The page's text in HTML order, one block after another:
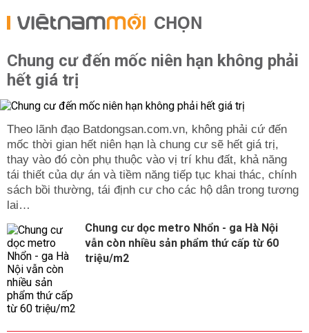
CHỌN
Chung cư đến mốc niên hạn không phải
hết giá trị
Theo lãnh đạo Batdongsan.com.vn, không phải cứ đến
mốc thời gian hết niên hạn là chung cư sẽ hết giá trị,
thay vào đó còn phụ thuộc vào vị trí khu đất, khả năng
tái thiết của dự án và tiềm năng tiếp tục khai thác, chính
sách bồi thường, tái định cư cho các hộ dân trong tương
lai…
Chung cư dọc metro Nhổn - ga Hà Nội
vẫn còn nhiều sản phẩm thứ cấp từ 60
triệu/m2